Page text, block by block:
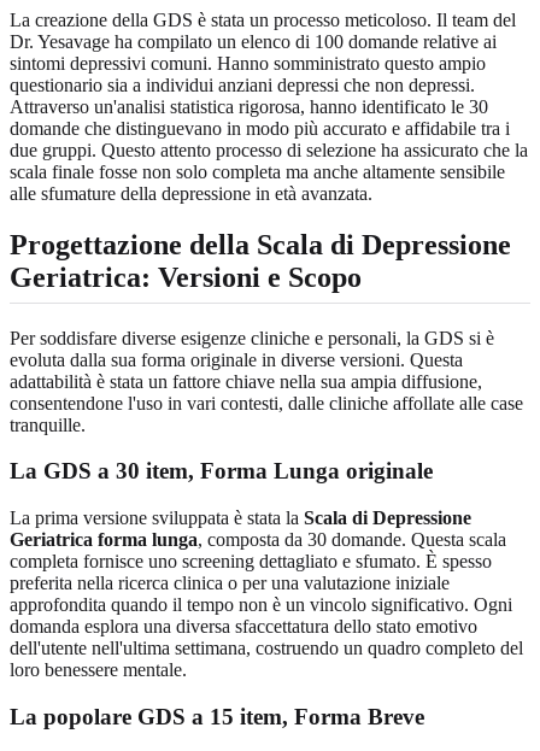
La creazione della GDS è stata un processo meticoloso. Il team del
Dr. Yesavage ha compilato un elenco di 100 domande relative ai
sintomi depressivi comuni. Hanno somministrato questo ampio
questionario sia a individui anziani depressi che non depressi.
Attraverso un'analisi statistica rigorosa, hanno identificato le 30
domande che distinguevano in modo più accurato e affidabile tra i
due gruppi. Questo attento processo di selezione ha assicurato che la
scala finale fosse non solo completa ma anche altamente sensibile
alle sfumature della depressione in età avanzata.
Progettazione della Scala di Depressione
Geriatrica: Versioni e Scopo
Per soddisfare diverse esigenze cliniche e personali, la GDS si è
evoluta dalla sua forma originale in diverse versioni. Questa
adattabilità è stata un fattore chiave nella sua ampia diffusione,
consentendone l'uso in vari contesti, dalle cliniche affollate alle case
tranquille.
La GDS a 30 item, Forma Lunga originale
La prima versione sviluppata è stata la Scala di Depressione
Geriatrica forma lunga, composta da 30 domande. Questa scala
completa fornisce uno screening dettagliato e sfumato. È spesso
preferita nella ricerca clinica o per una valutazione iniziale
approfondita quando il tempo non è un vincolo significativo. Ogni
domanda esplora una diversa sfaccettatura dello stato emotivo
dell'utente nell'ultima settimana, costruendo un quadro completo del
loro benessere mentale.
La popolare GDS a 15 item, Forma Breve